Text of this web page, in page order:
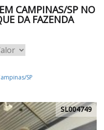
CAMPINAS/SP NO
DA FAZENDA
SP
SL004749